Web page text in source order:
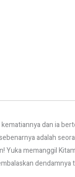
dan ia
adalah
Yuka memanggil
dendamnya